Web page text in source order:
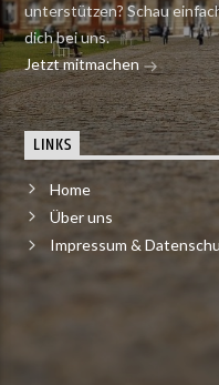
unterstützen? Schau
dich bei uns.
Jetzt mitmachen
LINKS
Home
Über uns
Impressum &